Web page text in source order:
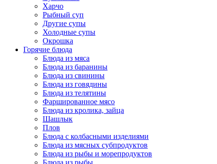
Харчо
Рыбный суп
Другие супы
Холодные супы
Окрошка
Горячие блюда
Блюда из мяса
Блюда из баранины
Блюда из свинины
Блюда из говядины
Блюда из телятины
Фаршированное мясо
Блюда из кролика, зайца
Шашлык
Плов
Блюда с колбасными изделиями
Блюда из мясных субпродуктов
Блюда из рыбы и морепродуктов
Блюда из рыбы